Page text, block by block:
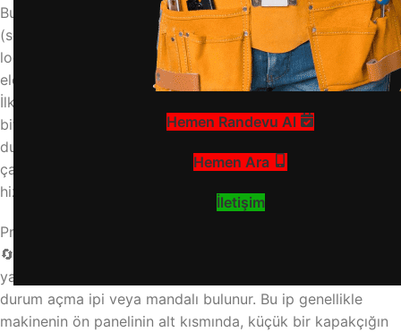
Hemen Randevu Al
Hemen Ara
İletişim
Bunun arkasında yaygın nedenler; basınç anahtarının
(seviye sensörü) arızası, kapı kilidi mekanizmasının (door
lock) bozulması, su tahliye pompasının tıkanıklığı veya
elektronik kart ile kilit arasındaki bağlantı sorunları olabilir.
İlk adım, makinenin çalışma döngüsünün tamamen
bittiğinden ve fişinin çekildiğinden emin olmaktır. Bu gibi
durumlarda profesyonel destek almanız gerekir. Altus
çamaşır makinesi arızaları konusunda uzman ekibimizle
hizmetinizdeyiz.
Program Bitiminde Kilidi Manuel Açma Yöntemleri
🔄 Programınız bitti ama kapı hala kilitli mi? Öncelikle panik
yapmayın. Altus çamaşır makinelerinin birçoğunda, acil
durum açma ipi veya mandalı bulunur. Bu ip genellikle
makinenin ön panelinin alt kısmında, küçük bir kapakçığın